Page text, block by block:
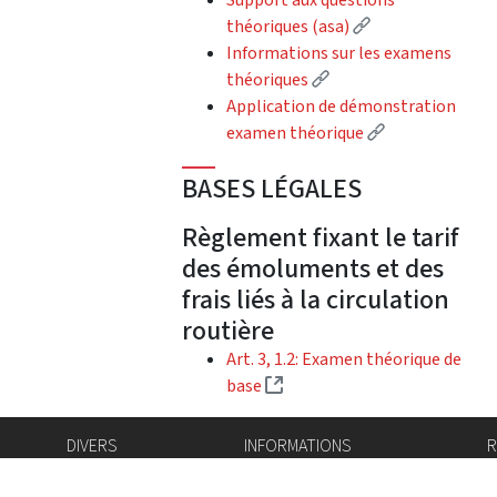
théoriques (asa)
(Lien externe)
Informations sur les examens
théoriques
(Lien externe)
Application de démonstration
examen théorique
(Lien externe)
BASES LÉGALES
Règlement fixant le tarif
des émoluments et des
frais liés à la circulation
routière
Art. 3, 1.2: Examen théorique de
base
(Lien externe)
DIVERS
INFORMATIONS